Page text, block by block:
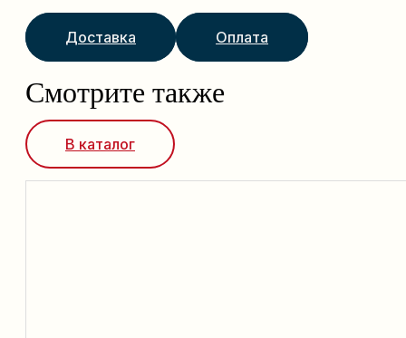
Доставка Оплата
Смотрите также
В каталог